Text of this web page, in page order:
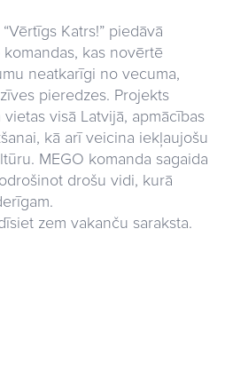
Katrs!” piedāvā
kas novērtē
neatkarīgi no vecuma,
pieredzes. Projekts
visā Latvijā, apmācības
kā arī veicina iekļaujošu
MEGO komanda sagaida
drošu vidi, kurā
zem vakanču saraksta.